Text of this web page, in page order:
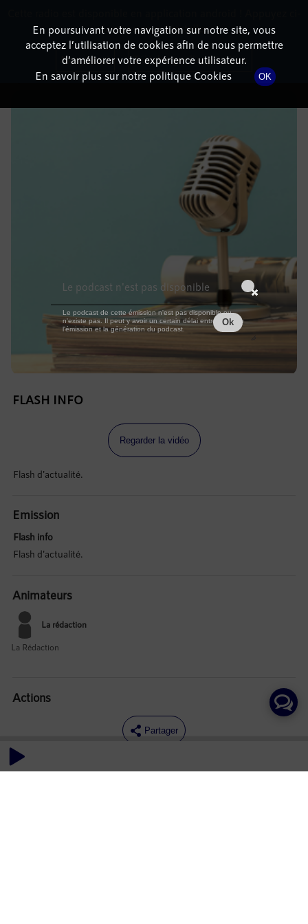
DÉTAILS DE L'ÉPISODE
24 juillet 2021à 14h59, durée : Invalid date
FLASH INFO
Regarder la vidéo
Flash d'actualité.
Emission
Flash info
Flash d'actualité.
Animateurs
La rédaction
La Rédaction
Actions
Partager
Commentaires
En poursuivant votre navigation sur notre site, vous
acceptez l’utilisation de cookies afin de nous permettre
d’améliorer votre expérience utilisateur.
En savoir plus sur notre politique Cookies
OK
dessous pour l'installer.
Non merci Télécharger l'application
Le podcast n'est pas disponible
Le podcast de cette émission n'est pas disponible ou
n'existe pas. Il peut y avoir un certain délai entre la fin de
l'émission et la génération du podcast.
Ok